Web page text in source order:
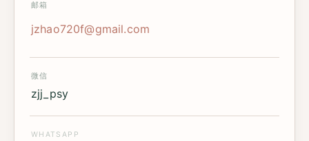
邮箱
jzhao720f@gmail.com
微信
zjj_psy
WHATSAPP